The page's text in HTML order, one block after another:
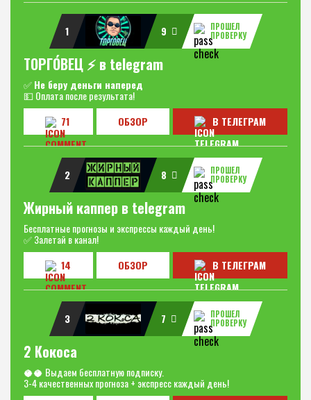
1 9
ПРОШЕЛ
ПРОВЕРКУ
ТОРГО́ВЕЦ ⚡️ в telegram
✅Не беру деньги наперед
💵 Оплата после результата!
71
ОБЗОР В ТЕЛЕГРАМ
2 8
ПРОШЕЛ
ПРОВЕРКУ
Жирный каппер в telegram
Бесплатные прогнозы и экспрессы каждый день!
✅ Залетай в канал!
14
ОБЗОР В ТЕЛЕГРАМ
3 7
ПРОШЕЛ
ПРОВЕРКУ
2 Кокоса
🥥🥥 Выдаем бесплатную подписку.
3-4 качественных прогноза + экспресс каждый день!